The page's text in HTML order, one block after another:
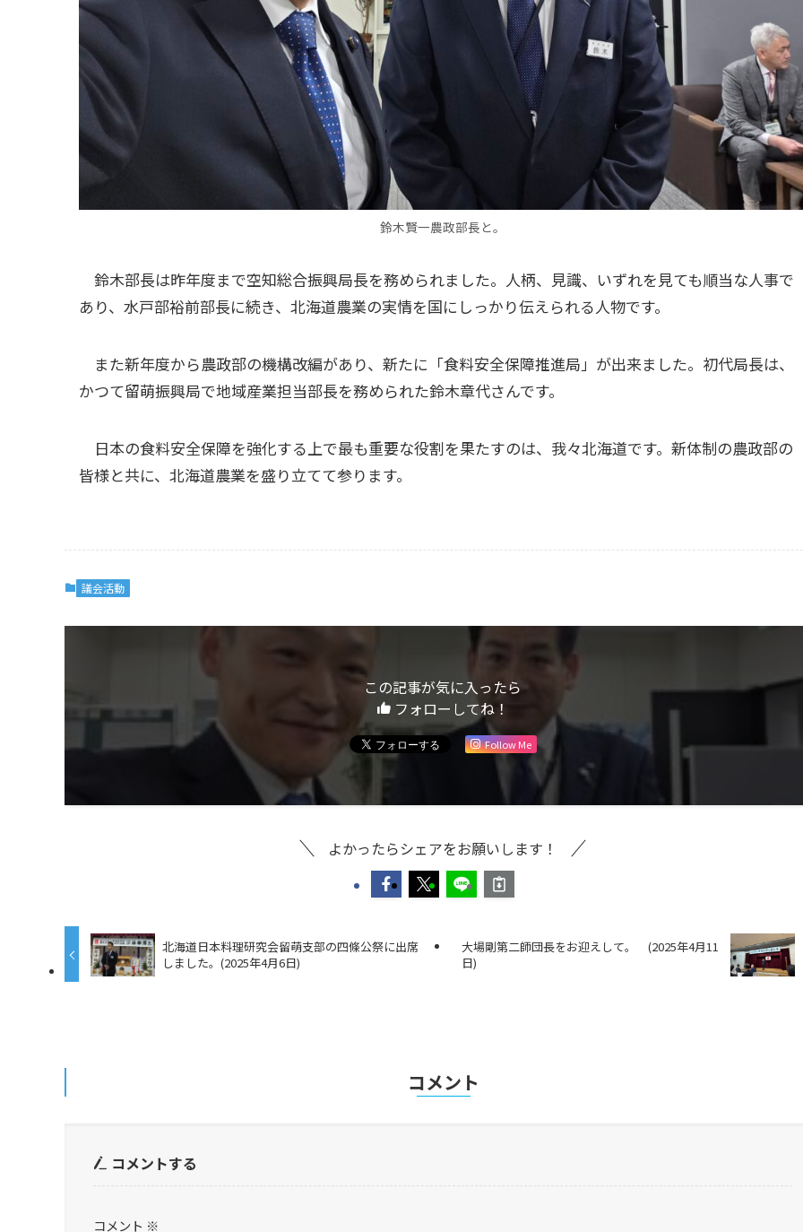
鈴木賢一農政部長と。
鈴木部長は昨年度まで空知総合振興局長を務められました。人柄、見識、いずれを見ても順当な人事で
あり、水戸部裕前部長に続き、北海道農業の実情を国にしっかり伝えられる人物です。
また新年度から農政部の機構改編があり、新たに「食料安全保障推進局」が出来ました。初代局長は、
かつて留萌振興局で地域産業担当部長を務められた鈴木章代さんです。
日本の食料安全保障を強化する上で最も重要な役割を果たすのは、我々北海道です。新体制の農政部の
皆様と共に、北海道農業を盛り立てて参ります。
議会活動
この記事が気に入ったら
フォローしてね！
Follow Me
よかったらシェアをお願いします！
北海道日本料理研究会留萌支部の四條公祭に出席
しました。(2025年4月6日)
大場剛第二師団長をお迎えして。 (2025年4月11
日)
コメント
コメントする
コメント ※